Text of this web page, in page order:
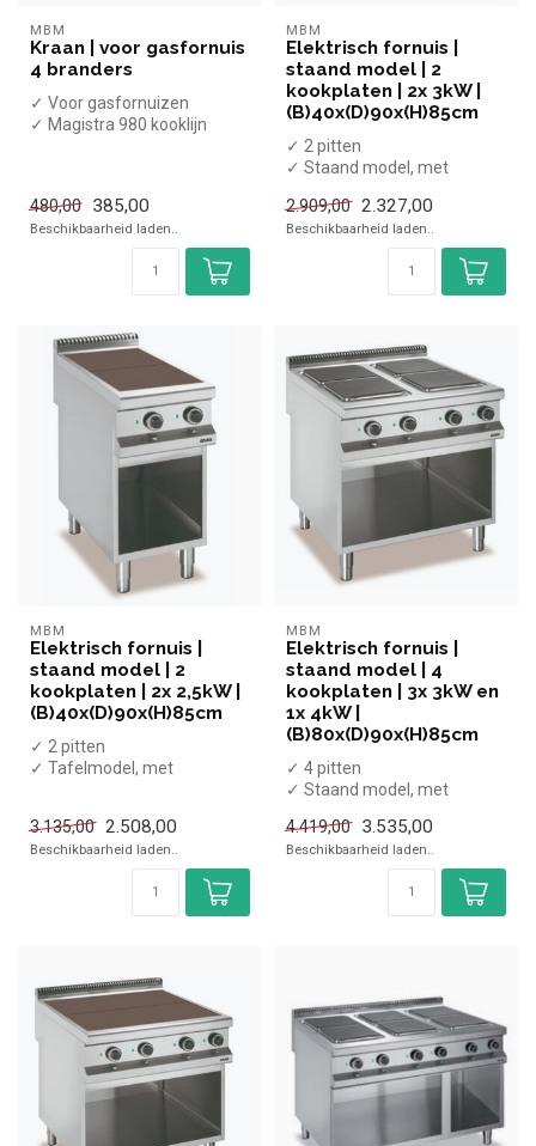
MBM
Kraan | voor gasfornuis
4 branders
✓ Voor gasfornuizen
✓ Magistra 980 kooklijn
480,00 385,00
Beschikbaarheid laden..
MBM
Elektrisch fornuis |
staand model | 2
kookplaten | 2x 3kW |
(B)40x(D)90x(H)85cm
✓ 2 pitten
✓ Staand model, met
✓ 6 kW
✓ 400 Volt
2.909,00 2.327,00
Beschikbaarheid laden..
MBM
Elektrisch fornuis |
staand model | 2
kookplaten | 2x 2,5kW |
(B)40x(D)90x(H)85cm
✓ 2 pitten
✓ Tafelmodel, met
✓ 400 Volt
3.135,00 2.508,00
Beschikbaarheid laden..
MBM
Elektrisch fornuis |
staand model | 4
kookplaten | 3x 3kW en
1x 4kW |
(B)80x(D)90x(H)85cm
✓ 4 pitten
✓ Staand model, met
✓ 13 kW
✓ 400 Volt
4.419,00 3.535,00
Beschikbaarheid laden..